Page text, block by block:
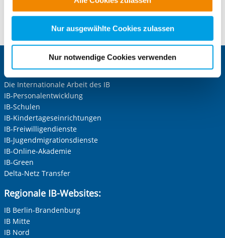
alle Cookie-Kategorien auswählen. Sie können mittels
nachfolgender Buttons über Ihre Einwilligung für diese
Zwecke entscheiden und Ihre erteilte Einwilligung stets
für die Zukunft widerrufen. Bitte beachten Sie: Ihre
Cookies, die erforderlich zur Bereitstellung der von Ihnen
aufgerufenen und somit gewünschten Website-
Funktionen sind. Diese Cookies setzen wir aufgrund
berechtigter Interessen und daher unabhängig von einer
Einwilligung.
Nur ausgewählte Cookies zulassen
Nur notwendige Cookies verwenden
Kontaktformular öffnen
Zentrale IB-Websites:
Die Internationale Arbeit des IB
IB-Personalentwicklung
IB-Schulen
IB-Kindertageseinrichtungen
IB-Freiwilligendienste
IB-Jugendmigrationsdienste
IB-Online-Akademie
IB-Green
Delta-Netz Transfer
Regionale IB-Websites:
IB Berlin-Brandenburg
IB Mitte
IB Nord